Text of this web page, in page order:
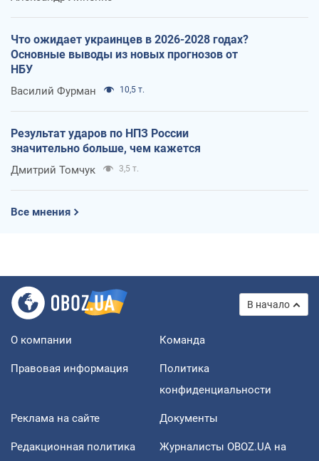
Что ожидает украинцев в 2026-2028 годах?
Основные выводы из новых прогнозов от
НБУ
Василий Фурман 10,5 т.
Результат ударов по НПЗ России
значительно больше, чем кажется
Дмитрий Томчук 3,5 т.
Все мнения
В начало
О компании Команда
Правовая информация
Политика
конфиденциальности
Реклама на сайте Документы
Редакционная политика
Журналисты OBOZ.UA на